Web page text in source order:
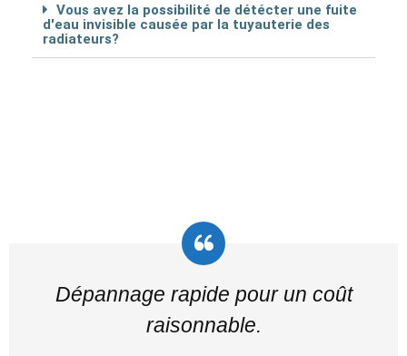
Vous avez la possibilité de détécter une fuite
d'eau invisible causée par la tuyauterie des
radiateurs?
Dépannage rapide pour un coût
raisonnable.